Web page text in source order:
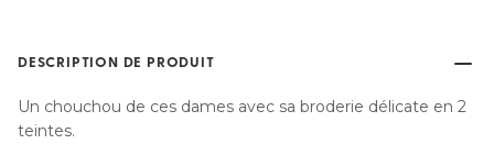
DESCRIPTION DE PRODUIT
Un chouchou de ces dames avec sa broderie délicate en 2
teintes.